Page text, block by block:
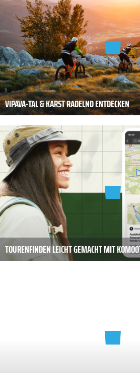
VIPAVA-TAL & KARST RADELND ENTDECKEN
TOURENFINDEN LEICHT GEMACHT MIT